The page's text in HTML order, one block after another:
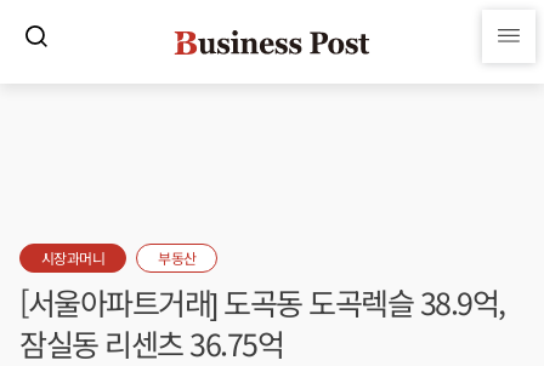
시장과머니 부동산
[서울아파트거래] 도곡동 도곡렉슬 38.9억,
잠실동 리센츠 36.75억